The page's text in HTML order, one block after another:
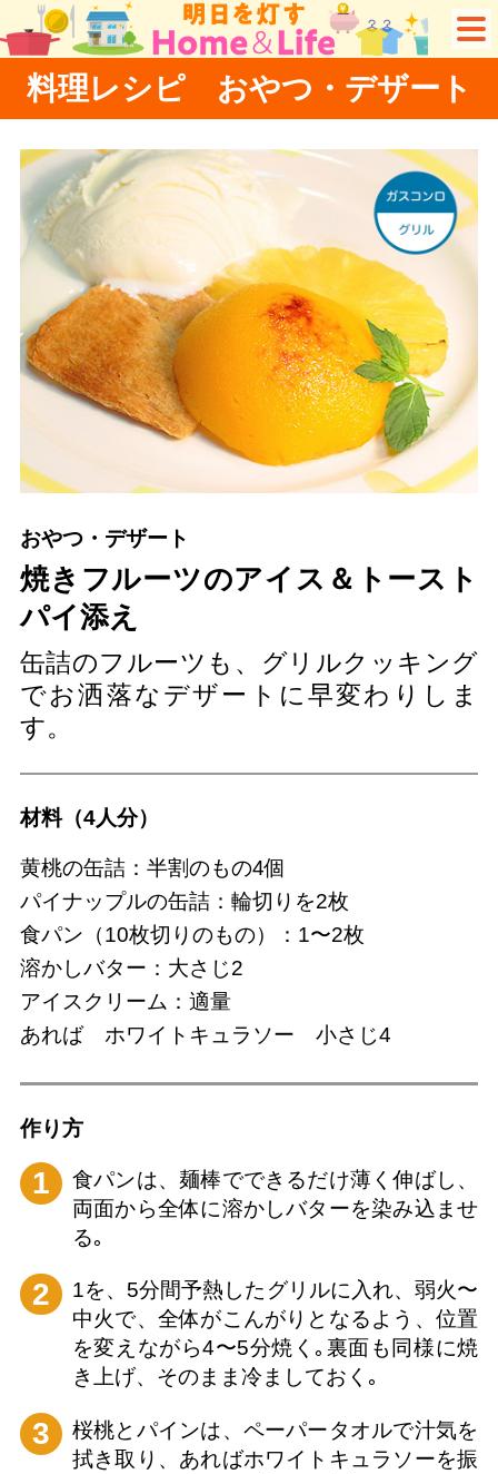
料理レシピ おやつ・デザート
おやつ・デザート
焼きフルーツのアイス＆トースト
パイ添え
缶詰のフルーツも、グリルクッキング
でお洒落なデザートに早変わりしま
す。
材料（4人分）
黄桃の缶詰：半割のもの4個
パイナップルの缶詰：輪切りを2枚
食パン（10枚切りのもの）：1〜2枚
溶かしバター：大さじ2
アイスクリーム：適量
あれば ホワイトキュラソー 小さじ4
作り⽅
1
食パンは、麺棒でできるだけ薄く伸ばし、
両面から全体に溶かしバターを染み込ませ
る｡
2
1を、5分間予熱したグリルに入れ、弱火〜
中火で、全体がこんがりとなるよう、位置
を変えながら4〜5分焼く｡裏面も同様に焼
き上げ、そのまま冷ましておく｡
3
桜桃とパインは、ペーパータオルで汁気を
拭き取り、あればホワイトキュラソーを振